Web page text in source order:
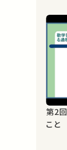
第2回 ことばの起源：小鳥から学べる
こと